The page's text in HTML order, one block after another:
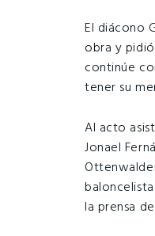
El diácono
obra y
continúe
tener su
Al acto
Jonael
la prensa